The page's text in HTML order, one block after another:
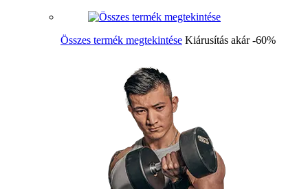
Összes termék megtekintése Kiárusítás akár -60%